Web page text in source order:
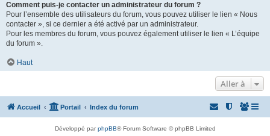
Comment puis-je contacter un administrateur du forum ?
Pour l’ensemble des utilisateurs du forum, vous pouvez utiliser le lien « Nous
contacter », si ce dernier a été activé par un administrateur.
Pour les membres du forum, vous pouvez également utiliser le lien « L’équipe
du forum ».
Haut
Aller à
Accueil Portail Index du forum
Développé parphpBB® Forum Software © phpBB Limited